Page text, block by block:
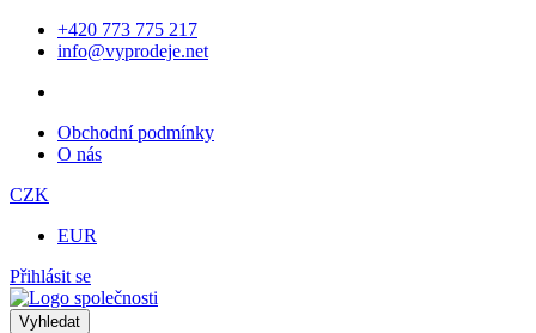
+420 773 775 217
info@vyprodeje.net
Obchodní podmínky
O nás
CZK
EUR
Přihlásit se
Vyhledat